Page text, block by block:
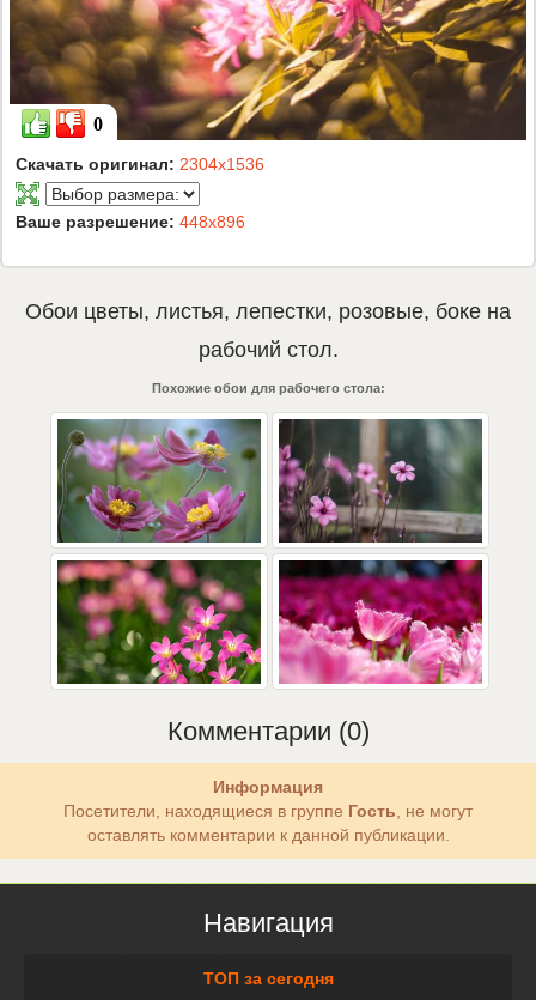
0
Скачать оригинал: 2304x1536
Ваше разрешение: 448x896
Обои цветы, листья, лепестки, розовые, боке на
рабочий стол.
Похожие обои для рабочего стола:
Комментарии (0)
Информация
Посетители, находящиеся в группе Гость , не могут
оставлять комментарии к данной публикации.
Навигация
ТОП за сегодня